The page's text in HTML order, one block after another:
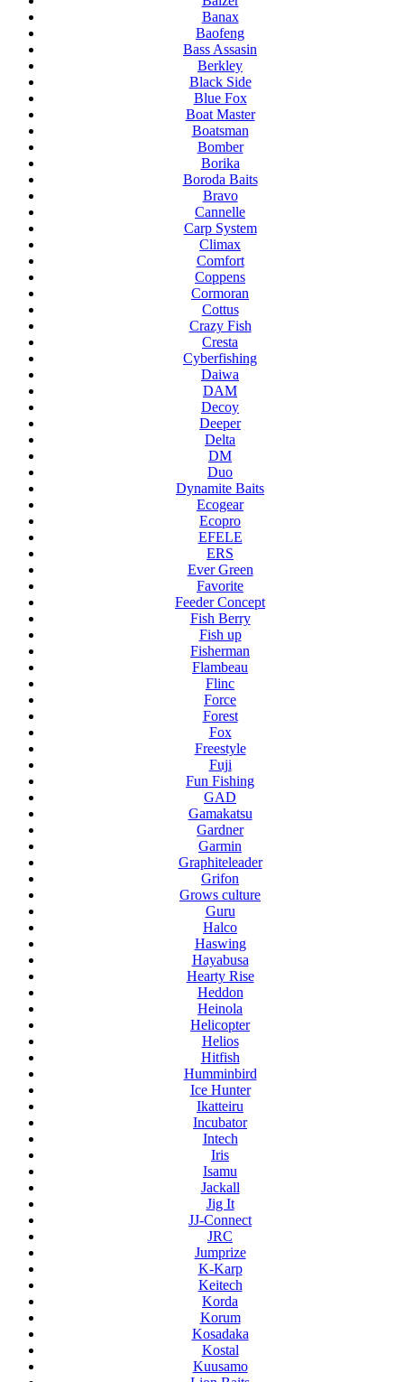
Banax
Baofeng
Bass Assasin
Berkley
Black Side
Blue Fox
Boat Master
Boatsman
Bomber
Borika
Boroda Baits
Bravo
Cannelle
Carp System
Climax
Comfort
Coppens
Cormoran
Cottus
Crazy Fish
Cresta
Cyberfishing
Daiwa
DAM
Decoy
Deeper
Delta
DM
Duo
Dynamite Baits
Ecogear
Ecopro
EFELE
ERS
Ever Green
Favorite
Feeder Concept
Fish Berry
Fish up
Fisherman
Flambeau
Flinc
Force
Forest
Fox
Freestyle
Fuji
Fun Fishing
GAD
Gamakatsu
Gardner
Garmin
Graphiteleader
Grifon
Grows culture
Guru
Halco
Haswing
Hayabusa
Hearty Rise
Heddon
Heinola
Helicopter
Helios
Hitfish
Humminbird
Ice Hunter
Ikatteiru
Incubator
Intech
Iris
Isamu
Jackall
Jig It
JJ-Connect
JRC
Jumprize
K-Karp
Keitech
Korda
Korum
Kosadaka
Kostal
Kuusamo